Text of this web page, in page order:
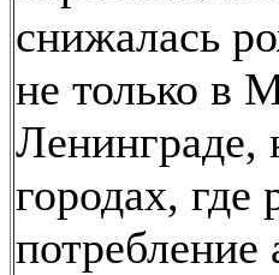
снижалась
не только в
Ленинграде,
городах, где
потребление